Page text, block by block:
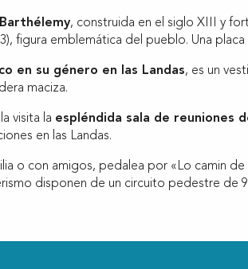
, construida en el siglo XIII y
figura emblemática del pueblo. Una
en su género en las Landas, es un
maciza.
visita la espléndida sala de reuniones
en las Landas.
o con amigos, pedalea por «Lo camin de
disponen de un circuito pedestre de